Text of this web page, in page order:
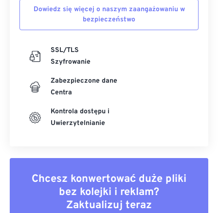
Dowiedz się więcej o naszym zaangażowaniu w
bezpieczeństwo
SSL/TLS
Szyfrowanie
Zabezpieczone dane
Centra
Kontrola dostępu i
Uwierzytelnianie
Chcesz konwertować duże pliki
bez kolejki i reklam?
Zaktualizuj teraz